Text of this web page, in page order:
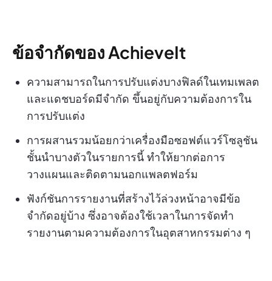
ข้อจำกัดของ AchieveIt
ความสามารถในการปรับแต่งบางฟิลด์ในเทมเพลต
และแดชบอร์ดมีจำกัด ขึ้นอยู่กับความต้องการใน
การปรับแต่ง
การผสานรวมน้อยกว่าเครื่องมือซอฟต์แวร์โซลูชัน
ชั้นนำบางตัวในรายการนี้ ทำให้ยากต่อการ
วางแผนและติดตามนอกแพลตฟอร์ม
ฟังก์ชันการรายงานที่สร้างไว้ล่วงหน้าอาจมีข้อ
จำกัดอยู่บ้าง ซึ่งอาจต้องใช้เวลาในการจัดทำ
รายงานตามความต้องการในอุตสาหกรรมต่าง ๆ